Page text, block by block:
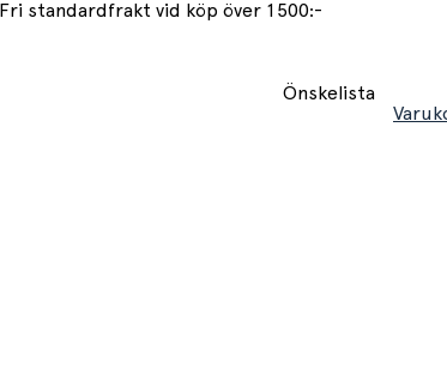
Fri standardfrakt vid köp över 1500:-
Önskelista